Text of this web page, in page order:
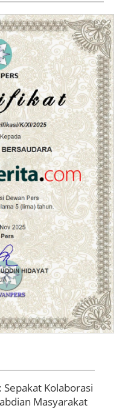
Sepakat Kolaborasi
Masyarakat